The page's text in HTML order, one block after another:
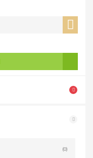
(0)